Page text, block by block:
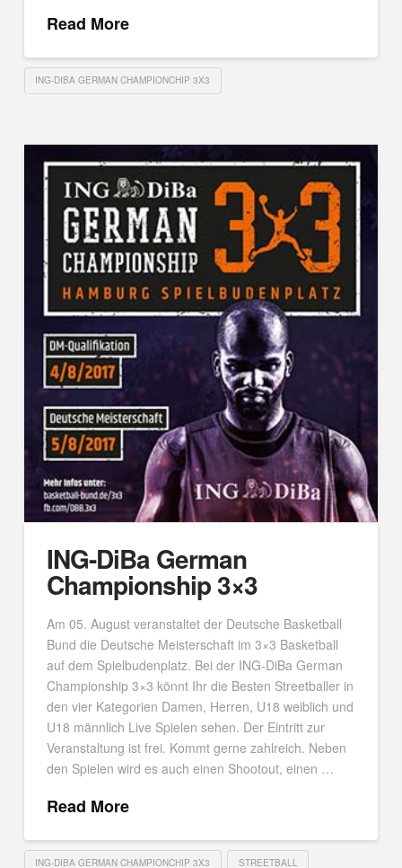
Read More
ING-DIBA GERMAN CHAMPIONCHIP 3X3
ING-DiBa German
Championship 3×3
Am 05. August veranstaltet der Deutsche Basketball
Bund die Deutsche Meisterschaft im 3×3 Basketball
auf dem Spielbudenplatz. Bei der ING-DiBa German
Championship 3×3 könnt Ihr die Besten Streetballer in
den vier Kategorien Damen, Herren, U18 weiblich und
U18 männlich Live Spielen sehen. Der Eintritt zur
Veranstaltung ist frei. Kommt gerne zahlreich. Neben
den Spielen wird es auch einen Shootout, einen …
Read More
ING-DIBA GERMAN CHAMPIONCHIP 3X3 STREETBALL